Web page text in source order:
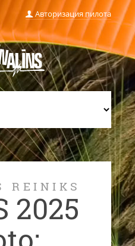
Авторизация пилота
REINIKS
2025